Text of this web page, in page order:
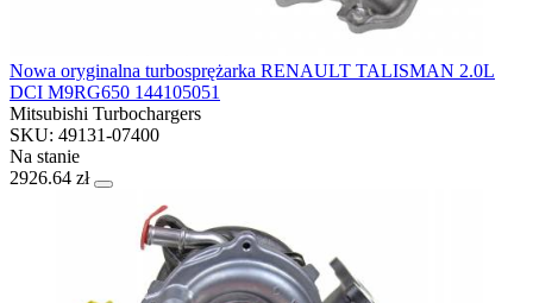
Nowa oryginalna turbosprężarka RENAULT TALISMAN 2.0L
DCI M9RG650 144105051
Mitsubishi Turbochargers
SKU: 49131-07400
Na stanie
2926.64 zł